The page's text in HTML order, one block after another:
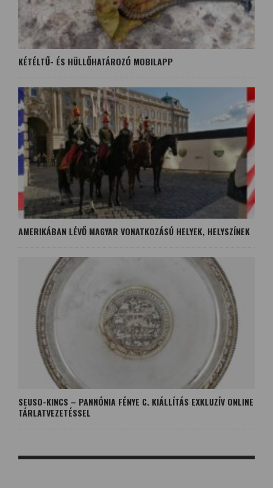
KÉTÉLTŰ- ÉS HÜLLŐHATÁROZÓ MOBILAPP
AMERIKÁBAN LÉVŐ MAGYAR VONATKOZÁSÚ HELYEK, HELYSZÍNEK
SEUSO-KINCS – PANNÓNIA FÉNYE C. KIÁLLÍTÁS EXKLUZÍV ONLINE
TÁRLATVEZETÉSSEL